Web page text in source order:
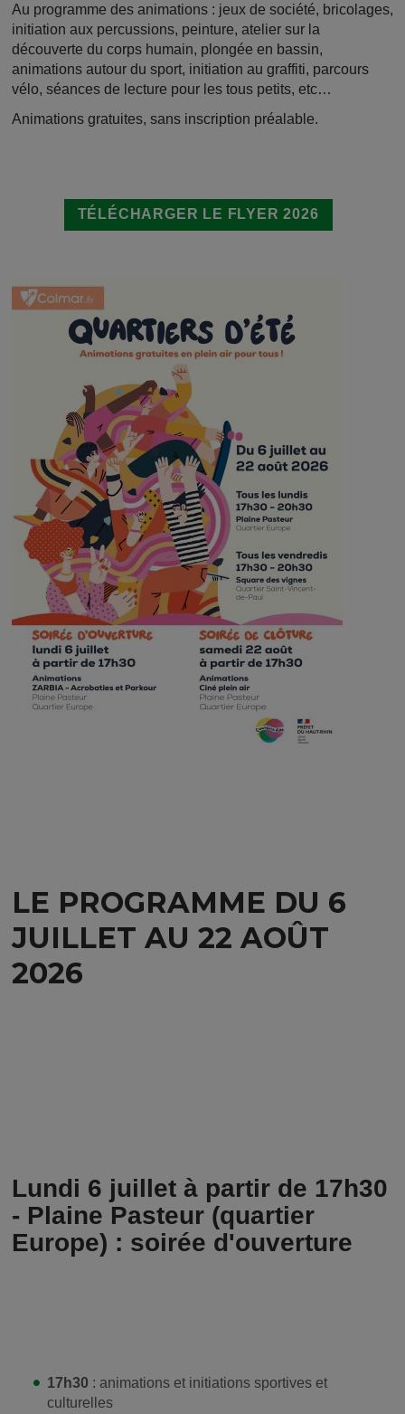
Au programme des animations : jeux de société, bricolages,
initiation aux percussions, peinture, atelier sur la
découverte du corps humain, plongée en bassin,
animations autour du sport, initiation au graffiti, parcours
vélo, séances de lecture pour les tous petits, etc…
Animations gratuites, sans inscription préalable.
TÉLÉCHARGER LE FLYER 2026
Image
LE PROGRAMME DU 6
JUILLET AU 22 AOÛT
2026
Lundi 6 juillet à partir de 17h30
- Plaine Pasteur (quartier
Europe) : soirée d'ouverture
17h30 : animations et initiations sportives et
culturelles